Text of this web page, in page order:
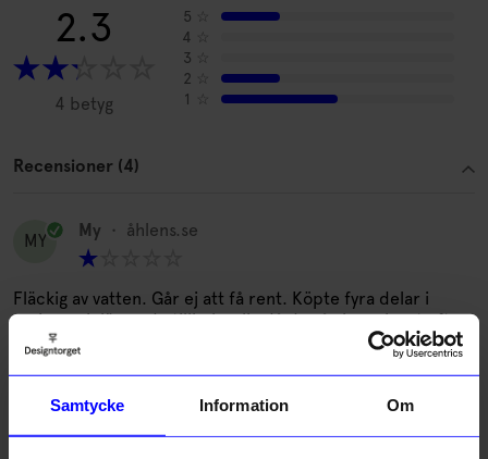
Samtycke Information Om
2.3
4 betyg
5
4
3
2
1
Recensioner (4)
MY
My • åhlens.se
Fläckig av vatten. Går ej att få rent. Köpte fyra delar i
serien och lämnade tillbaka alla då de såg hemska ut efter
användning. Allt bränner fast i stekpannan om man inte
använder extremt stora mängder fett.
7 månader sedan